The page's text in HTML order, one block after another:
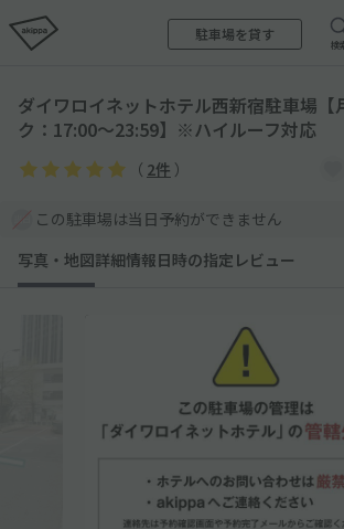
駐車場を貸す
検
ダイワロイネットホテル西新宿駐車場【
ク：17:00～23:59】※ハイルーフ対応
（ 2件 ）
この駐車場は当日予約ができません
写真・地図詳細情報日時の指定 レビュー